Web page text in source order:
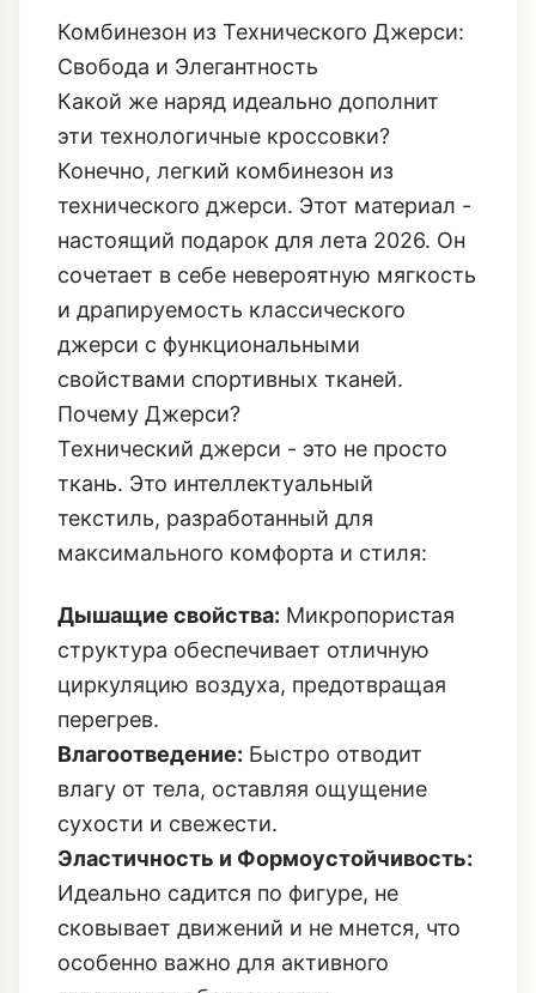
Комбинезон из Технического Джерси:
Свобода и Элегантность
Какой же наряд идеально дополнит
эти технологичные кроссовки?
Конечно, легкий комбинезон из
технического джерси. Этот материал -
настоящий подарок для лета 2026. Он
сочетает в себе невероятную мягкость
и драпируемость классического
джерси с функциональными
свойствами спортивных тканей.
Почему Джерси?
Технический джерси - это не просто
текстиль, разработанный для
максимального комфорта и стиля:
Дышащие свойства:
структура обеспечивает отличную
циркуляцию воздуха, предотвращая
перегрев.
Влагоотведение:Быстро отводит
влагу от тела, оставляя ощущение
сухости и свежести.
Эластичность и Формоустойчивость: